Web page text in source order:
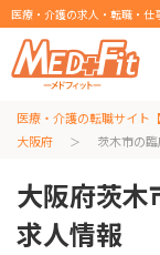
医療・介護の求人・転職・仕
医療・介護の転職サイト
大阪府
茨木市の
大阪府茨木
求人情報